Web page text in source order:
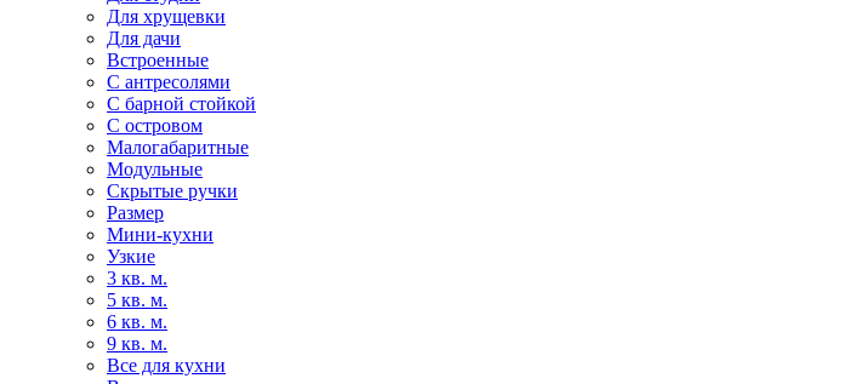
Для хрущевки
Для дачи
Встроенные
С антресолями
С барной стойкой
С островом
Малогабаритные
Модульные
Скрытые ручки
Размер
Мини-кухни
Узкие
3 кв. м.
5 кв. м.
6 кв. м.
9 кв. м.
Все для кухни